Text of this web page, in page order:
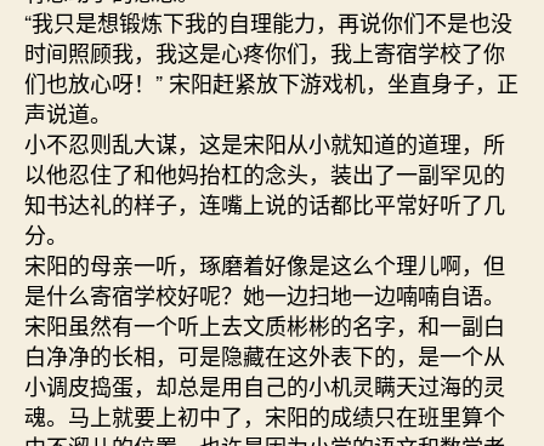
“我只是想锻炼下我的自理能力，再说你们不是也没
时间照顾我，我这是心疼你们，我上寄宿学校了你
们也放心呀！” 宋阳赶紧放下游戏机，坐直身子，正
声说道。
小不忍则乱大谋，这是宋阳从小就知道的道理，所
以他忍住了和他妈抬杠的念头，装出了一副罕见的
知书达礼的样子，连嘴上说的话都比平常好听了几
分。
宋阳的母亲一听，琢磨着好像是这么个理儿啊，但
是什么寄宿学校好呢？她一边扫地一边喃喃自语。
宋阳虽然有一个听上去文质彬彬的名字，和一副白
白净净的长相，可是隐藏在这外表下的，是一个从
小调皮捣蛋，却总是用自己的小机灵瞒天过海的灵
魂。马上就要上初中了，宋阳的成绩只在班里算个